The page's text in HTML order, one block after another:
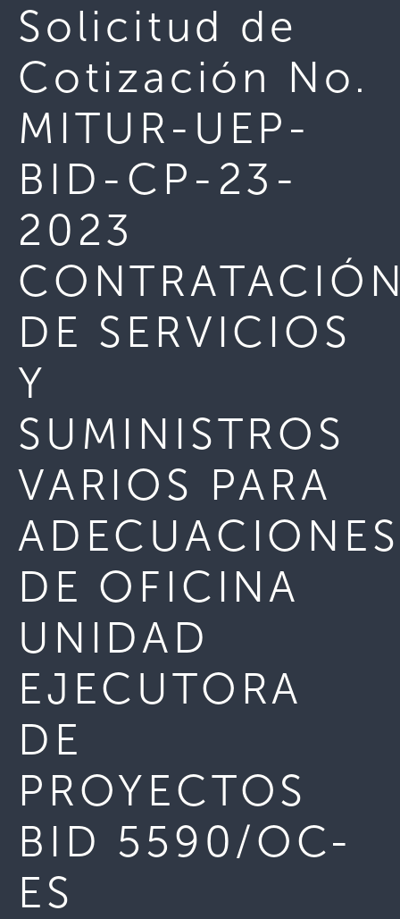
Solicitud de
Cotización No.
MITUR-UEP-
BID-CP-23-
2023
DE SERVICIOS
Y
SUMINISTROS
VARIOS PARA
ADECUACIONES
DE OFICINA
UNIDAD
EJECUTORA
DE
PROYECTOS
BID 5590/OC-
ES